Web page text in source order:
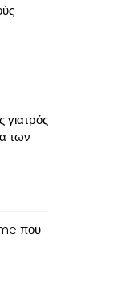
των
που